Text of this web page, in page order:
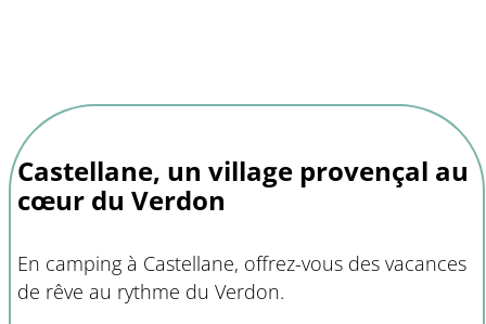
Castellane, un village provençal au
cœur du Verdon
En camping à Castellane, offrez-vous des vacances
de rêve au rythme du Verdon.